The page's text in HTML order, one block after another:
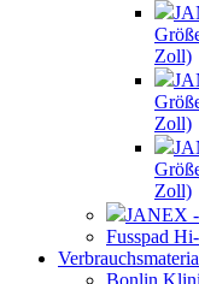
Zoll)
Zoll)
Zoll)
JANEX -
Fusspad
Bonlin